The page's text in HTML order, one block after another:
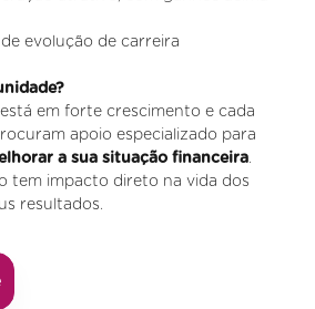
evolução de carreira
em forte crescimento e cada
apoio especializado para
a sua situação financeira.
tem impacto direto na vida dos
resultados.